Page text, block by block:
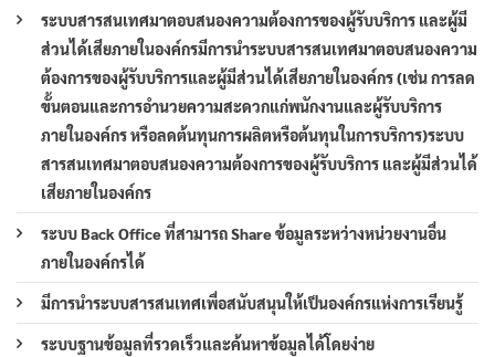
ระบบสารสนเทศมาตอบสนองความต้องการของผู้รับบริการ และผู้มี
ส่วนได้เสียภายในองค์กรมีการนำระบบสารสนเทศมาตอบสนองความ
ต้องการของผู้รับบริการและผู้มีส่วนได้เสียภายในองค์กร (เช่น การลด
ขั้นตอนและการอำนวยความสะดวกแก่พนักงานและผู้รับบริการ
ภายในองค์กร หรือลดต้นทุนการผลิตหรือต้นทุนในการบริการ)ระบบ
สารสนเทศมาตอบสนองความต้องการของผู้รับบริการ และผู้มีส่วนได้
เสียภายในองค์กร
ระบบ Back Office ที่สามารถ Share ข้อมูลระหว่างหน่วยงานอื่น
ภายในองค์กรได้
มีการนำระบบสารสนเทศเพื่อสนับสนุนให้เป็นองค์กรแห่งการเรียนรู้
ระบบฐานข้อมูลที่รวดเร็วและค้นหาข้อมูลได้โดยง่าย